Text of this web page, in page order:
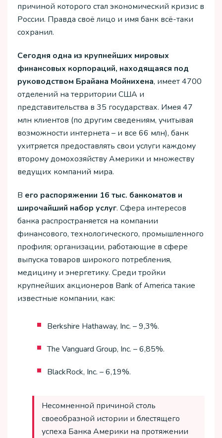
причиной которого стал экономический кризис в
России. Правда своё лицо и имя банк всё-таки
сохранил.
Сегодня одна из крупнейших мировых
финансовых корпораций, находящаяся под
руководством Брайана Мойнихена, имеет 4700
отделений на территории США и
представительства в 35 государствах. Имея 47
млн клиентов (по другим сведениям, учитывая
возможности интернета – и все 66 млн), банк
ухитряется предоставлять свои услуги каждому
второму домохозяйству Америки и множеству
ведущих компаний мира.
В его распоряжении 16 тыс. банкоматов и
широчайший набор услуг. Сфера интересов
банка распространяется на компании
финансового, технологического, промышленного
профиля; организации, работающие в сфере
выпуска товаров широкого потребления,
медицину и энергетику. Среди тройки
крупнейших акционеров Bank of America такие
известные компании, как:
Berkshire Hathaway, Inc. – 9,3%.
The Vanguard Group, Inc. – 6,85%.
BlackRock, Inc. – 6,19%.
Несомненной причиной столь
своеобразной истории и блестящего
успеха Банка Америки на протяжении